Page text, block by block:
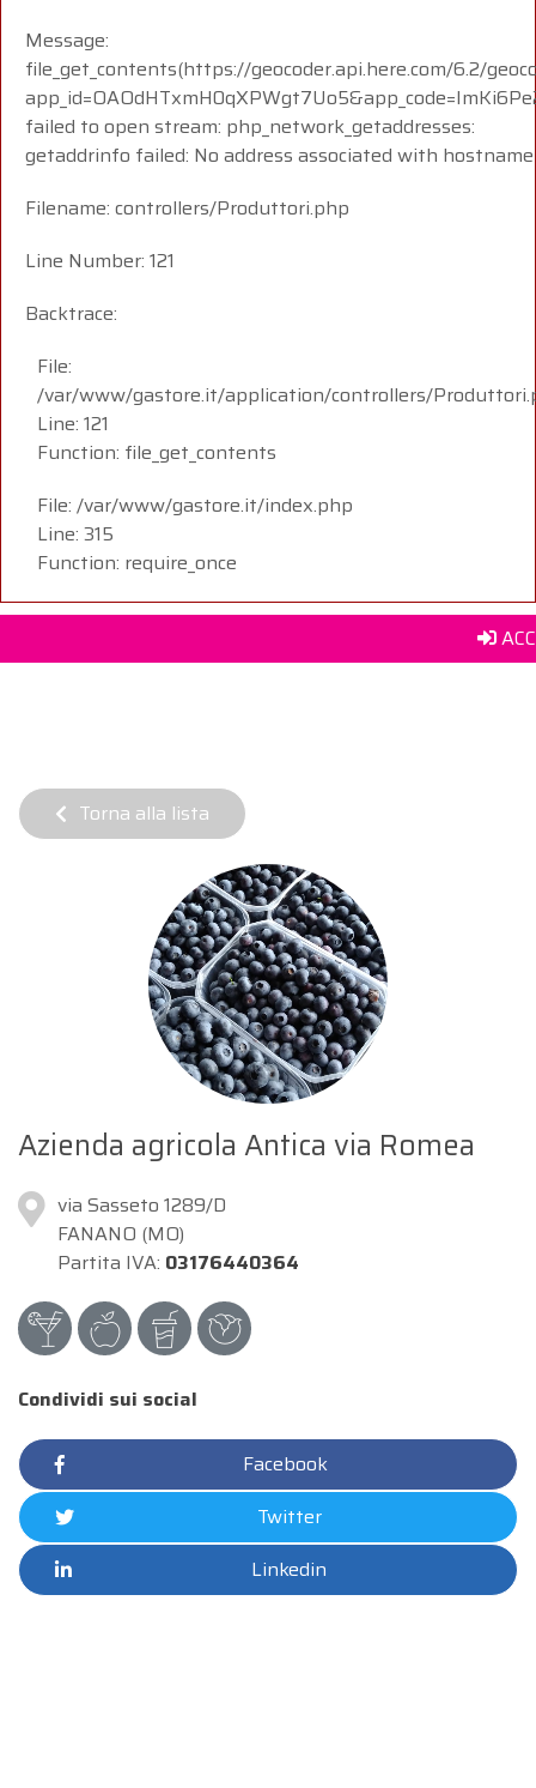
Message:
file_get_contents(https://geocoder.api.here.com/6.2/
failed to open stream: php_network_getaddresses:
getaddrinfo failed: No address associated with hostname
Filename: controllers/Produttori.php
Line Number: 121
Backtrace:
File:
/var/www/gastore.it/application/controllers/
Line: 121
Function: file_get_contents
File: /var/www/gastore.it/index.php
Line: 315
Function: require_once
Torna alla lista
Azienda agricola Antica via Romea
via Sasseto 1289/D
FANANO (MO)
Partita IVA: 03176440364
Condividi sui social
Facebook
Twitter
Linkedin